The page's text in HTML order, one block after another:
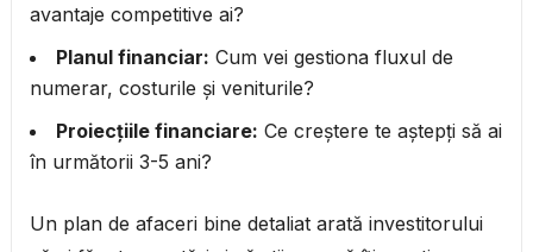
avantaje competitive ai?
Planul financiar: Cum vei gestiona fluxul de
numerar, costurile și veniturile?
Proiecțiile financiare: Ce creștere te aștepți să ai
în următorii 3-5 ani?
Un plan de afaceri bine detaliat arată investitorului